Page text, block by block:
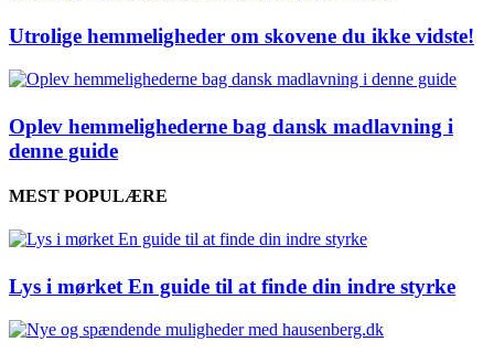
Utrolige hemmeligheder om skovene du ikke vidste!
Oplev hemmelighederne bag dansk madlavning i
denne guide
MEST POPULÆRE
Lys i mørket En guide til at finde din indre styrke